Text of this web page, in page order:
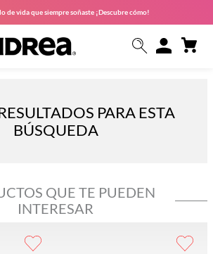
de vida que siempre soñaste ¡Descubre cómo!
PARA ESTA
BÚSQUEDA
QUE TE PUEDEN
INTERESAR